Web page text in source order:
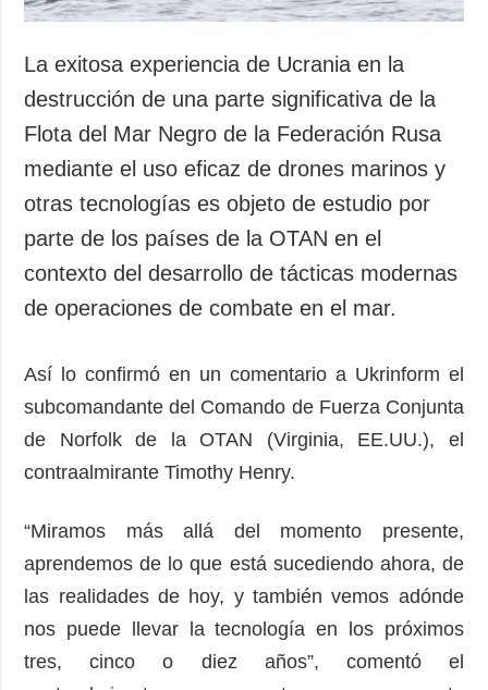
ADICIONAL
Podcasts
Publicaciones
Entrevistas
Fotos
Video
Releases
SERVICIOS
Suscripción
Banco de
imágenes
La exitosa experiencia de Ucrania en la
destrucción de una parte significativa de la
Flota del Mar Negro de la Federación Rusa
mediante el uso eficaz de drones marinos y
otras tecnologías es objeto de estudio por
parte de los países de la OTAN en el
contexto del desarrollo de tácticas modernas
de operaciones de combate en el mar.
Así lo confirmó en un comentario a Ukrinform el
subcomandante del Comando de Fuerza Conjunta
de Norfolk de la OTAN (Virginia, EE.UU.), el
contraalmirante Timothy Henry.
“Miramos más allá del momento presente,
aprendemos de lo que está sucediendo ahora, de
las realidades de hoy, y también vemos adónde
nos puede llevar la tecnología en los próximos
tres, cinco o diez años”, comentó el